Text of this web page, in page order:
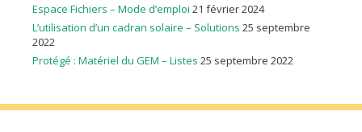
Espace Fichiers – Mode d’emploi 21 février 2024
L’utilisation d’un cadran solaire – Solutions 25 septembre
2022
Protégé : Matériel du GEM – Listes 25 septembre 2022